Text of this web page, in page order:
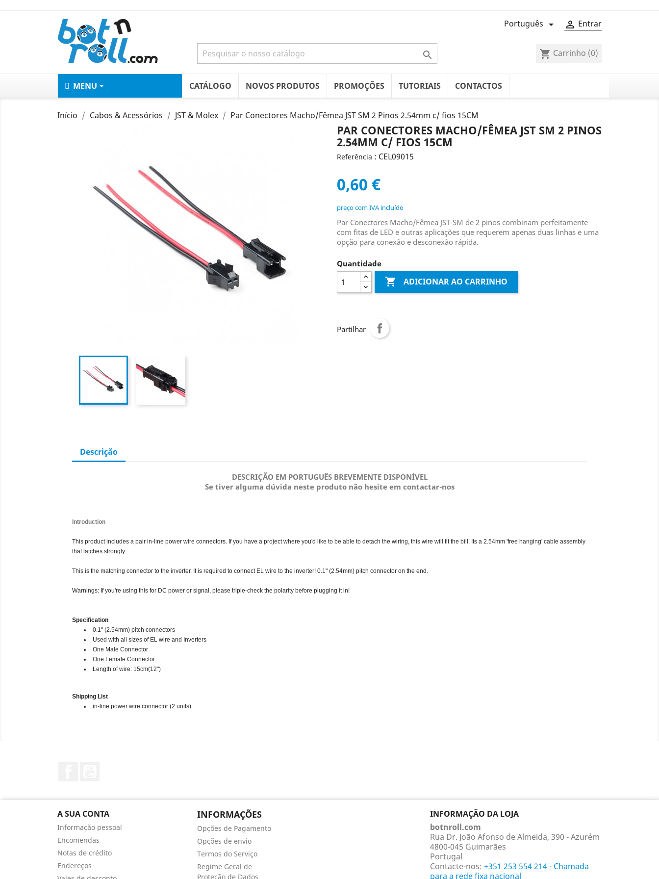
 Entrar
Português 
 shopping_cart Carrinho (0)
MENU CATÁLOGO NOVOS PRODUTOS PROMOÇÕES TUTORIAIS CONTACTOS
Início Cabos & Acessórios JST & Molex Par Conectores Macho/Fêmea JST SM 2 Pinos 2.54mm c/ fios 15CM
PAR CONECTORES MACHO/FÊMEA JST SM 2 PINOS
2.54MM C/ FIOS 15CM
Referência : CEL09015
0,60 €
preço com IVA incluído
Par Conectores Macho/Fêmea JST-SM de 2 pinos combinam perfeitamente
com fitas de LED e outras aplicações que requerem apenas duas linhas e uma
opção para conexão e desconexão rápida.
Quantidade
 ADICIONAR AO CARRINHO
Partilhar
Descrição
DESCRIÇÃO EM PORTUGUÊS BREVEMENTE DISPONÍVEL
Se tiver alguma dúvida neste produto não hesite em contactar-nos
Introduction
This product includes a pair in-line power wire connectors. If you have a project where you'd like to be able to detach the wiring, this wire will fit the bill. Its a 2.54mm 'free hanging' cable assembly
that latches strongly.
This is the matching connector to the inverter. It is required to connect EL wire to the inverter! 0.1" (2.54mm) pitch connector on the end.
Warnings: If you're using this for DC power or signal, please triple-check the polarity before plugging it in!
Specification
0.1" (2.54mm) pitch connectors
Used with all sizes of EL wire and Inverters
One Male Connector
One Female Connector
Length of wire: 15cm(12")
Shipping List
in-line power wire connector (2 units)
A SUA CONTA
Informação pessoal
Encomendas
Notas de crédito
Endereços
INFORMAÇÕES
Opções de Pagamento
Opções de envio
Termos do Serviço
Regime Geral de
Proteção de Dados
INFORMAÇÃO DA LOJA
botnroll.com
Rua Dr. João Afonso de Almeida, 390 - Azurém
4800-045 Guimarães
Portugal
Contacte-nos: +351 253 554 214 - Chamada
para a rede fixa nacional